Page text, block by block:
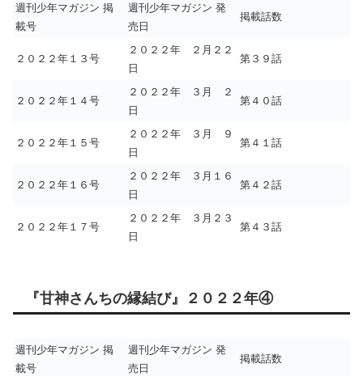
週刊少年マガジン 掲
載号
週刊少年マガジン 発
売日
掲載話数
２０２２年１３号
２０２２年 ２月２２
日
第３９話
２０２２年１４号
２０２２年 ３月 ２
日
第４０話
２０２２年１５号
２０２２年 ３月 ９
日
第４１話
２０２２年１６号
２０２２年 ３月１６
日
第４２話
２０２２年１７号
２０２２年 ３月２３
日
第４３話
『甘神さんちの縁結び』２０２２年④
週刊少年マガジン 掲
載号
週刊少年マガジン 発
売日
掲載話数